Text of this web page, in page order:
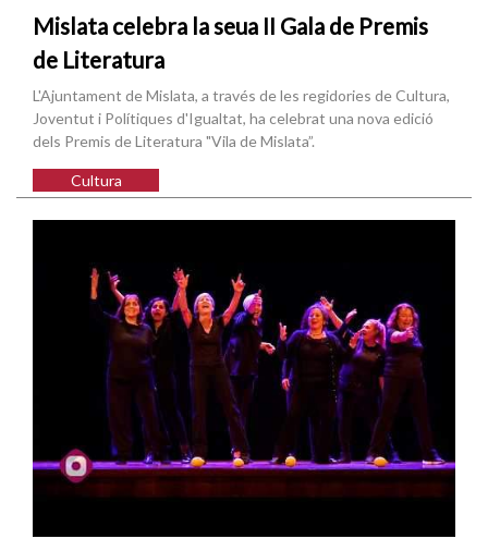
Mislata celebra la seua II Gala de Premis
de Literatura
L'Ajuntament de Mislata, a través de les regidories de Cultura,
Joventut i Polítiques d'Igualtat, ha celebrat una nova edició
dels Premis de Literatura "Vila de Mislata”.
Cultura